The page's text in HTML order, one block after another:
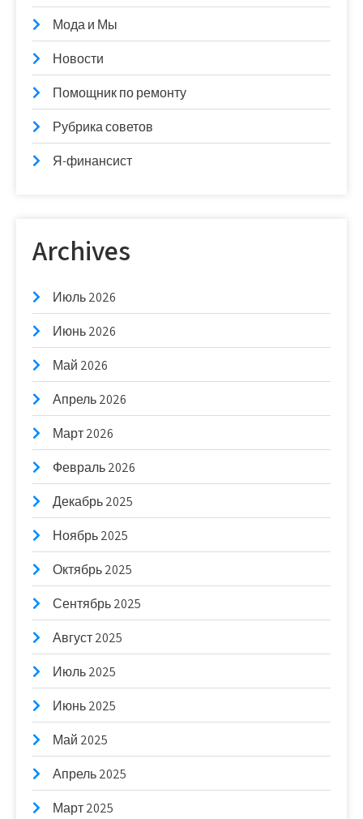
Мода и Мы
Новости
Помощник по ремонту
Рубрика советов
Я-финансист
Archives
Июль 2026
Июнь 2026
Май 2026
Апрель 2026
Март 2026
Февраль 2026
Декабрь 2025
Ноябрь 2025
Октябрь 2025
Сентябрь 2025
Август 2025
Июль 2025
Июнь 2025
Май 2025
Апрель 2025
Март 2025